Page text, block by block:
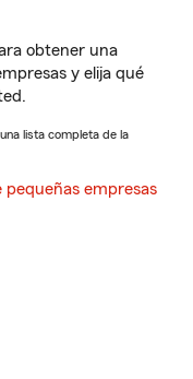
obtener una
y elija qué
lista completa de la
pequeñas empresas